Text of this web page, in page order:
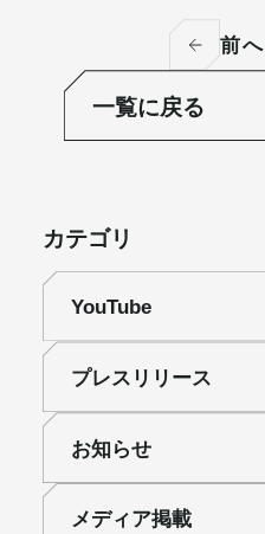
前へ
一覧に戻る
カテゴリ
YouTube
プレスリリース
お知らせ
メディア掲載